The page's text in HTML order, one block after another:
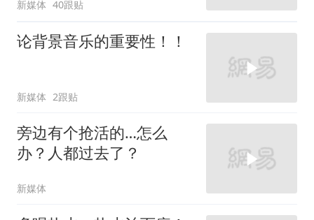
新媒体 40跟贴
论背景音乐的重要性！！
新媒体 2跟贴
旁边有个抢活的…怎么
办？人都过去了？
新媒体